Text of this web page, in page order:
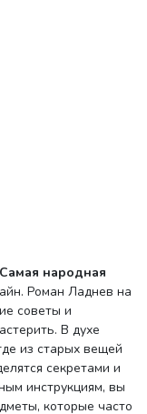
народная
Роман Ладнев на
советы и
В духе
из старых вещей
секретами и
инструкциям, вы
которые часто